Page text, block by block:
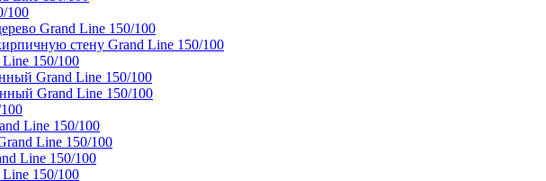
100
Grand Line 150/100
стену Grand Line 150/100
150/100
Grand Line 150/100
Grand Line 150/100
Line 150/100
Line 150/100
Line 150/100
150/100